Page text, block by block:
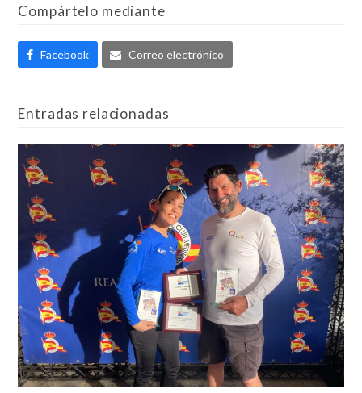
Compártelo mediante
Facebook Correo electrónico
Entradas relacionadas